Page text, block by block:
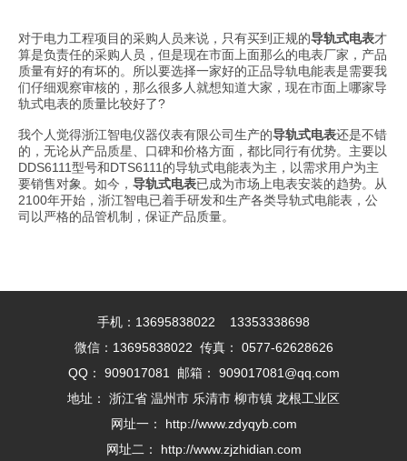
对于电力工程项目的采购人员来说，只有买到正规的导轨式电表才
算是负责任的采购人员，但是现在市面上面那么的电表厂家，产品
质量有好的有坏的。所以要选择一家好的正品导轨电能表是需要我
们仔细观察审核的，那么很多人就想知道大家，现在市面上哪家导
轨式电表的质量比较好了?
我个人觉得浙江智电仪器仪表有限公司生产的导轨式电表还是不错
的，无论从产品质星、口碑和价格方面，都比同行有优势。主要以
DDS6111型号和DTS6111的导轨式电能表为主，以需求用户为主
要销售对象。如今， 导轨式电表已成为市场上电表安装的趋势。从
2100年开始，浙江智电已着手研发和生产各类导轨式电能表，公
司以严格的品管机制，保证产品质量。
手机：13695838022 13353338698
微信：13695838022 传真： 0577-62628626
QQ： 909017081 邮箱： 909017081@qq.com
地址： 浙江省 温州市 乐清市 柳市镇 龙根工业区
网址一： http://www.zdyqyb.com
网址二： http://www.zjzhidian.com